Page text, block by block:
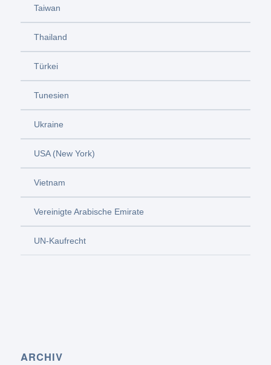
Taiwan
Thailand
Türkei
Tunesien
Ukraine
USA (New York)
Vietnam
Vereinigte Arabische Emirate
UN-Kaufrecht
ARCHIV